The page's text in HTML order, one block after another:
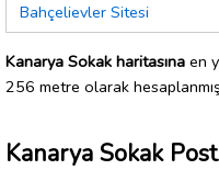
Bahçelievler Sitesi
Kanarya Sokak haritasına en
256 metre olarak
Kanarya Sokak